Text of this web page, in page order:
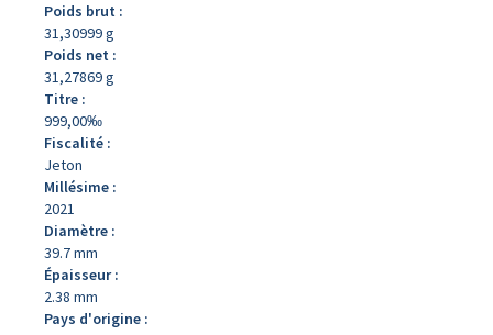
Poids brut :
31,30999 g
Poids net :
31,27869 g
Titre :
999,00‰
Fiscalité :
Jeton
Millésime :
2021
Diamètre :
39.7 mm
Épaisseur :
2.38 mm
Pays d'origine :